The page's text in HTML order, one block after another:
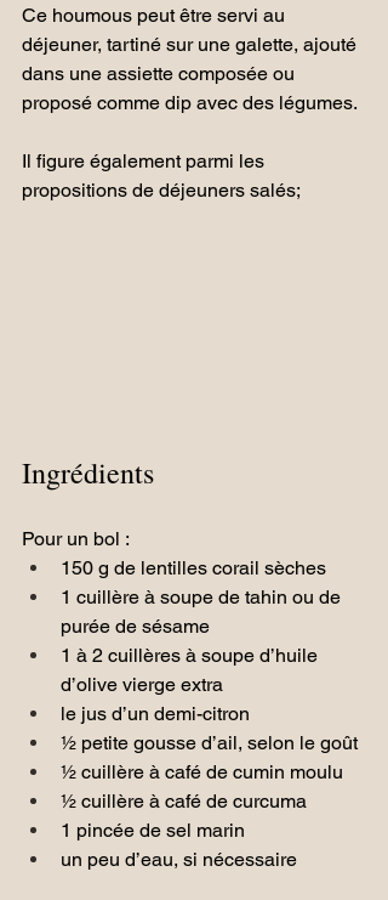
Ce houmous peut être servi au
déjeuner, tartiné sur une galette, ajouté
dans une assiette composée ou
proposé comme dip avec des légumes.
Il figure également parmi les
propositions de déjeuners salés;
Ingrédients
Pour un bol :
150 g de lentilles corail sèches
1 cuillère à soupe de tahin ou de
purée de sésame
1 à 2 cuillères à soupe d’huile
d’olive vierge extra
le jus d’un demi-citron
½ petite gousse d’ail, selon le goût
½ cuillère à café de cumin moulu
½ cuillère à café de curcuma
1 pincée de sel marin
un peu d’eau, si nécessaire